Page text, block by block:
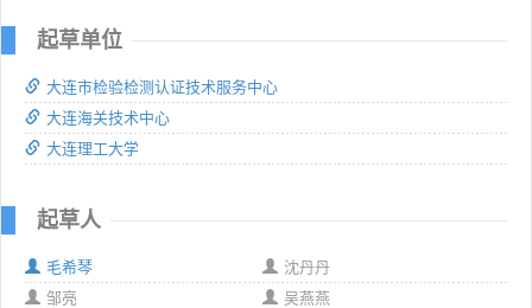
起草单位
大连市检验检测认证技术服务中心
大连海关技术中心
大连理工大学
起草人
毛希琴
沈丹丹
邹亮
吴燕燕